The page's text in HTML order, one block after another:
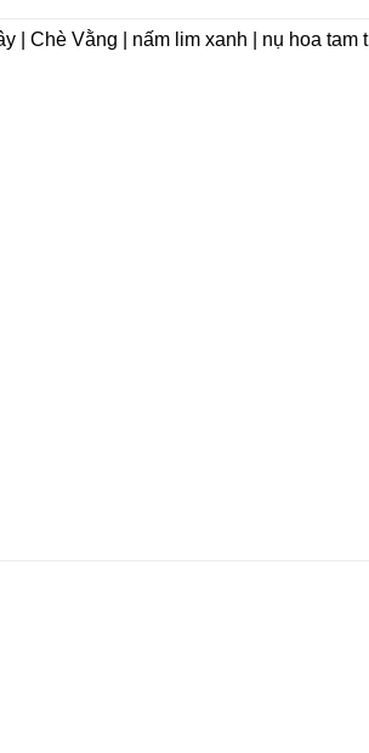
| Chè Vằng | nấm lim xanh | nụ hoa